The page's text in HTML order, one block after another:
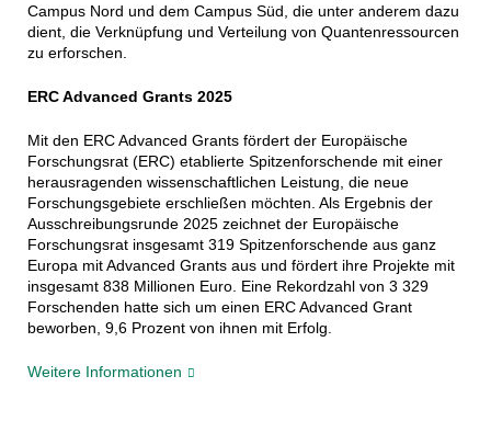
Campus Nord und dem Campus Süd, die unter anderem dazu
dient, die Verknüpfung und Verteilung von Quantenressourcen
zu erforschen.
ERC Advanced Grants 2025
Mit den ERC Advanced Grants fördert der Europäische
Forschungsrat (ERC) etablierte Spitzenforschende mit einer
herausragenden wissenschaftlichen Leistung, die neue
Forschungsgebiete erschließen möchten. Als Ergebnis der
Ausschreibungsrunde 2025 zeichnet der Europäische
Forschungsrat insgesamt 319 Spitzenforschende aus ganz
Europa mit Advanced Grants aus und fördert ihre Projekte mit
insgesamt 838 Millionen Euro. Eine Rekordzahl von 3 329
Forschenden hatte sich um einen ERC Advanced Grant
beworben, 9,6 Prozent von ihnen mit Erfolg.
Weitere Informationen